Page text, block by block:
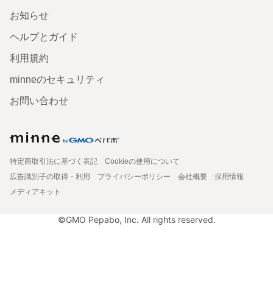
お知らせ
ヘルプとガイド
利用規約
minneのセキュリティ
お問い合わせ
特定商取引法に基づく表記
Cookieの使用について
広告識別子の取得・利用
プライバシーポリシー 会社概要
採用情報
メディアキット
©GMO Pepabo, Inc. All rights reserved.